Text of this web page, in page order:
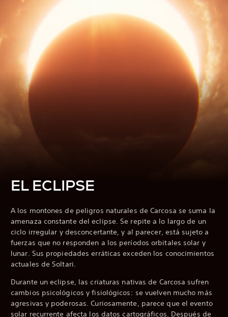
EL ECLIPSE
A los montones de peligros naturales de Carcosa se suma la
amenaza constante del eclipse. Se repite a lo largo de un
ciclo irregular y desconcertante, y al parecer, está sujeto a
fuerzas que no responden a los períodos orbitales solar y
lunar. Sus propiedades erráticas exceden los conocimientos
actuales de Soltari.
Durante un eclipse, las criaturas nativas de Carcosa sufren
cambios psicológicos y fisiológicos: se vuelven mucho más
agresivas y poderosas. Curiosamente, parece que el evento
solar recurrente afecta los datos cartográficos. Después de